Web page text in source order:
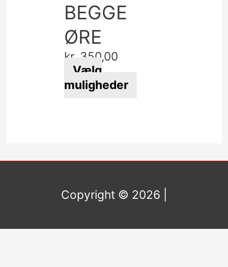
BEGGE
ØRE
kr. 350,00
Vælg
muligheder
Copyright © 2026